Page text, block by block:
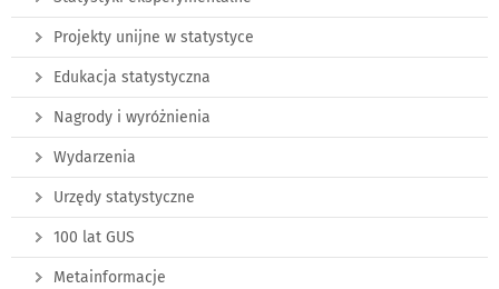
Projekty unijne w statystyce
Edukacja statystyczna
Nagrody i wyróżnienia
Wydarzenia
Urzędy statystyczne
100 lat GUS
Metainformacje